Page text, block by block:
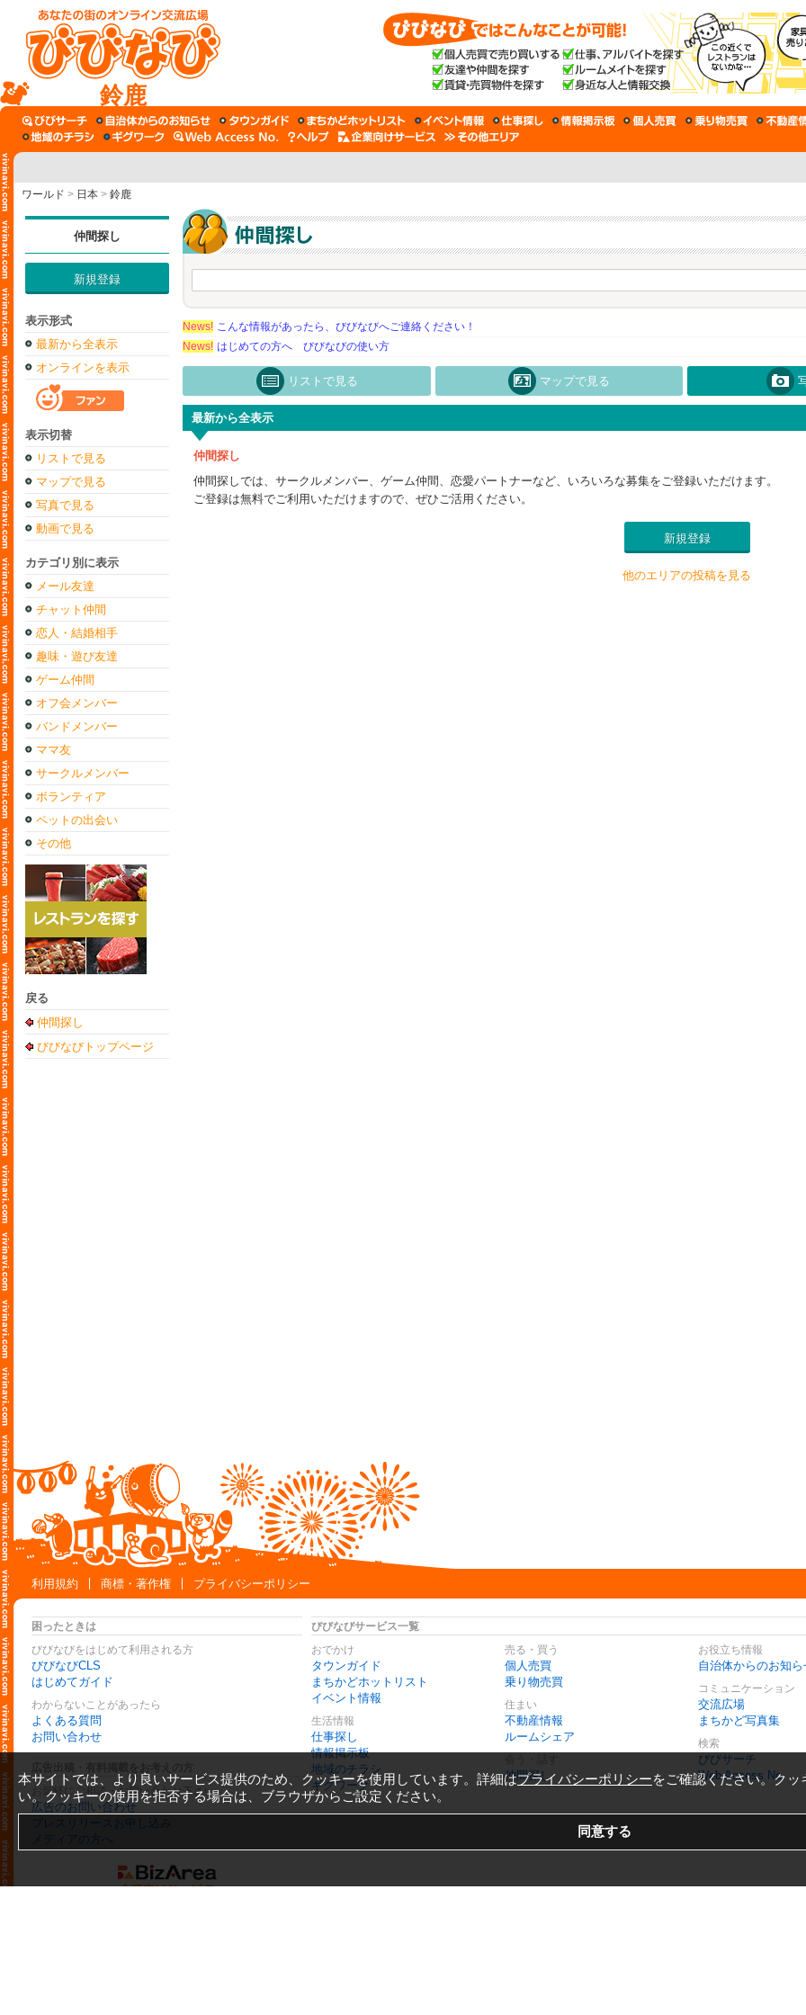
鈴鹿
ワールド > 日本 > 鈴鹿
仲間探し
新規登録
表示形式
最新から全表示
オンラインを表示
表示切替
リストで見る
マップで見る
写真で見る
動画で見る
カテゴリ別に表示
メール友達
チャット仲間
恋人・結婚相手
趣味・遊び友達
ゲーム仲間
オフ会メンバー
バンドメンバー
ママ友
サークルメンバー
ボランティア
ペットの出会い
その他
戻る
仲間探し
びびなびトップページ
News! こんな情報があったら、びびなびへご連絡ください！
News! はじめての方へ びびなびの使い方
リストで見る マップで見る
最新から全表示
仲間探し
仲間探しでは、サークルメンバー、ゲーム仲間、恋愛パートナーなど、いろいろな募集をご登録いただけます。
ご登録は無料でご利用いただけますので、ぜひご活用ください。
新規登録
他のエリアの投稿を見る
利用規約
商標・著作権 プライバシーポリシー
困ったときは
びびなびをはじめて利用される方
びびなびCLS
はじめてガイド
わからないことがあったら
よくある質問
お問い合わせ
お気軽にご相談・お問い合わせ下さい
広告のお問い合わせ
プレスリリースお申し込み
メディアの方へ
びびなびサービス一覧
おでかけ
タウンガイド
まちかどホットリスト
イベント情報
生活情報
仕事探し
情報掲示板
地域のチラシ
ギグワーク
売る・買う
個人売買
乗り物売買
住まい
不動産情報
ルームシェア
仲間探し
お役立ち情報
自治体からのお知ら
コミュニケーション
交流広場
まちかど写真集
検索
びびサーチ
Web Access No.
本サイトでは、より良いサービス提供のため、クッキーを使用しています。詳細はプライバシーポリシーをご確認ください。ク
い。クッキーの使用を拒否する場合は、ブラウザからご設定ください。